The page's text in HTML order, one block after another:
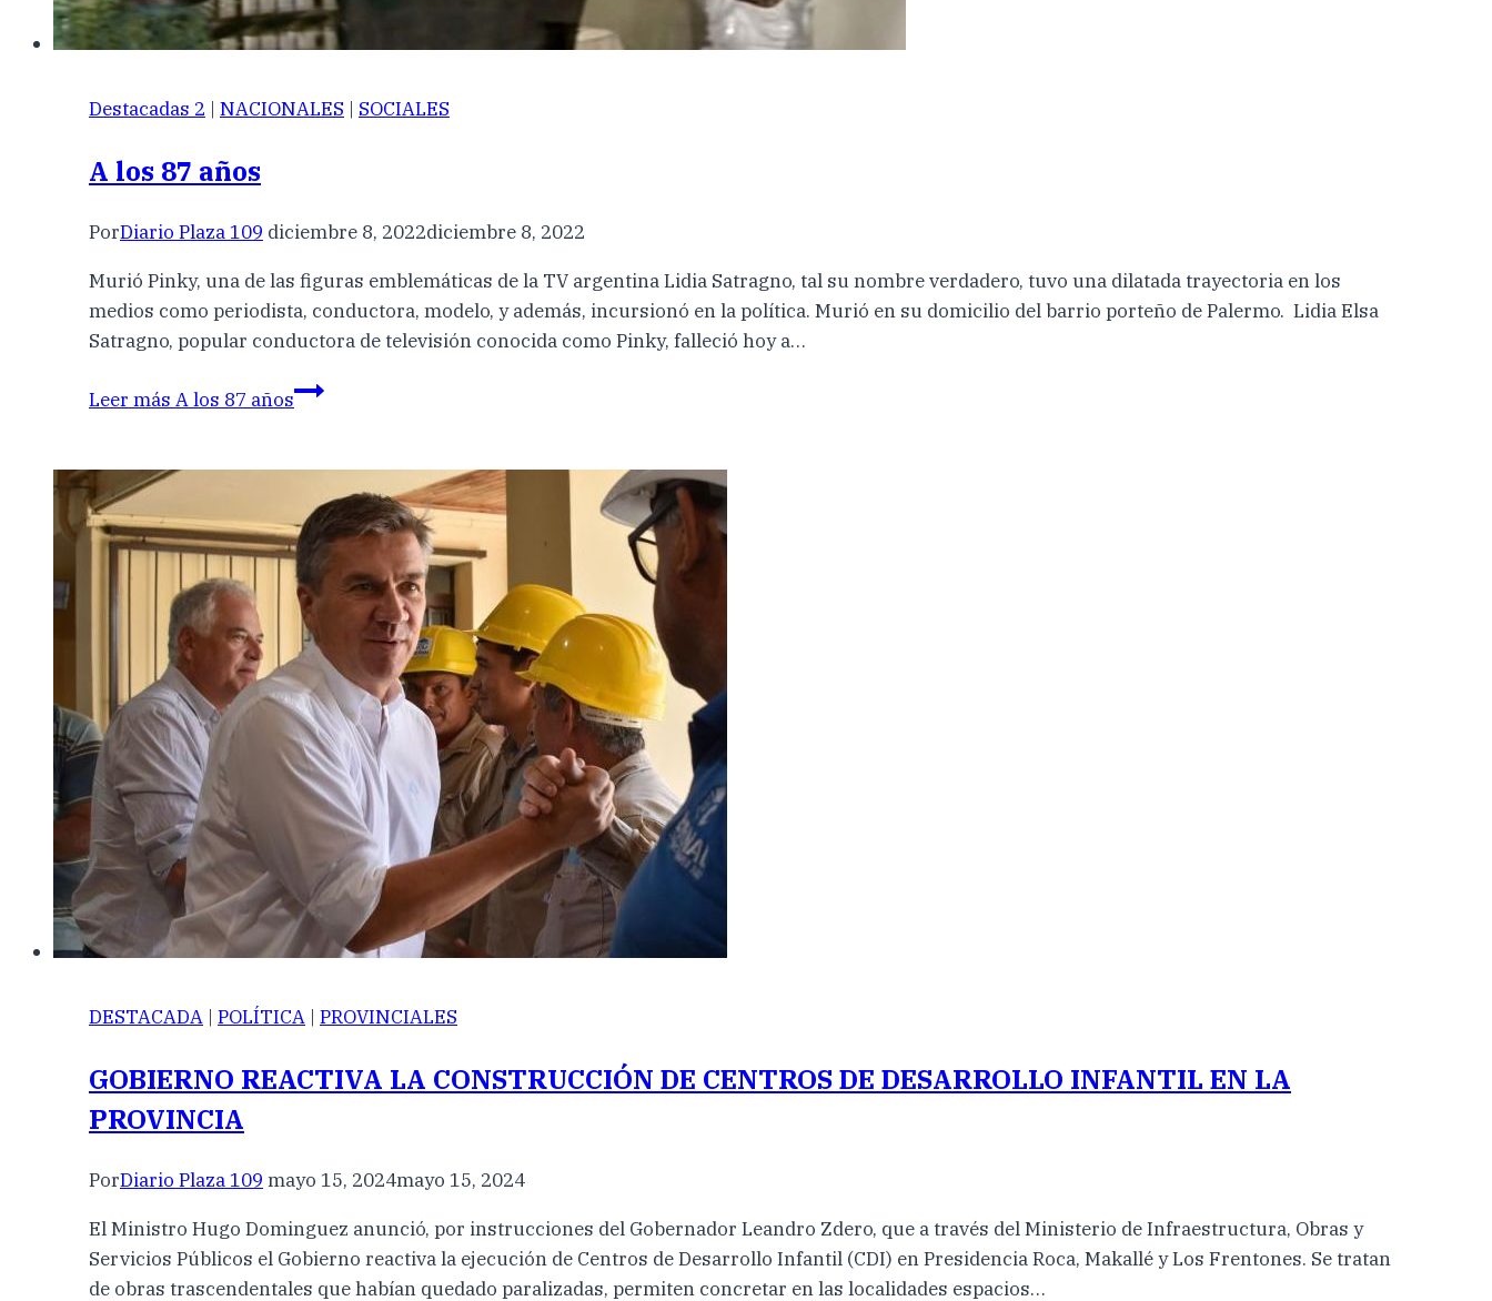
Destacadas 2 | NACIONALES | SOCIALES
A los 87 años
PorDiario Plaza 109 diciembre 8, 2022diciembre 8, 2022
Murió Pinky, una de las figuras emblemáticas de la TV argentina Lidia Satragno, tal su nombre verdadero, tuvo una dilatada trayectoria en los
medios como periodista, conductora, modelo, y además, incursionó en la política. Murió en su domicilio del barrio porteño de Palermo. Lidia Elsa
Satragno, popular conductora de televisión conocida como Pinky, falleció hoy a…
Leer más A los 87 años
DESTACADA | POLÍTICA | PROVINCIALES
GOBIERNO REACTIVA LA CONSTRUCCIÓN DE CENTROS DE DESARROLLO INFANTIL EN LA
PROVINCIA
PorDiario Plaza 109 mayo 15, 2024mayo 15, 2024
El Ministro Hugo Dominguez anunció, por instrucciones del Gobernador Leandro Zdero, que a través del Ministerio de Infraestructura, Obras y
Servicios Públicos el Gobierno reactiva la ejecución de Centros de Desarrollo Infantil (CDI) en Presidencia Roca, Makallé y Los Frentones. Se tratan
de obras trascendentales que habían quedado paralizadas, permiten concretar en las localidades espacios…